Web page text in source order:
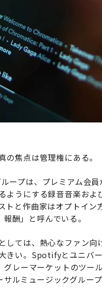
焦点は管理権にある。
プは、プレミアム会員
ようにする録音音楽およ
と作曲家はオプトイン
酬」と呼んでいる。
しては、熱心なファン向
きい。Spotifyとユニバ
レーマーケットのツー
ルミュージックグルー